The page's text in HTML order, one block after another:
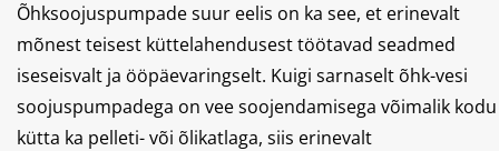
Õhksoojuspumpade suur eelis on ka see, et erinevalt
mõnest teisest küttelahendusest töötavad seadmed
iseseisvalt ja ööpäevaringselt. Kuigi sarnaselt õhk-vesi
soojuspumpadega on vee soojendamisega võimalik kodu
kütta ka pelleti- või õlikatlaga, siis erinevalt